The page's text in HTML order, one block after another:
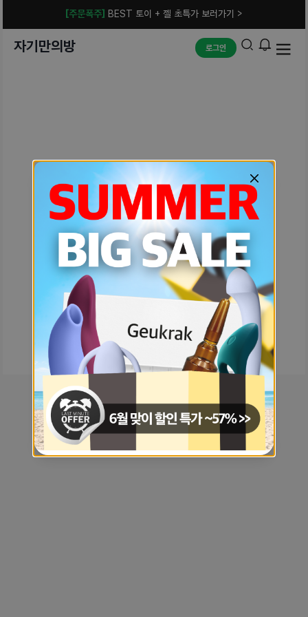
[주문폭주] BEST 토이 + 젤 초특가 보러가기 >
자기만의방 로그인
예상치 못한 에러입니다.